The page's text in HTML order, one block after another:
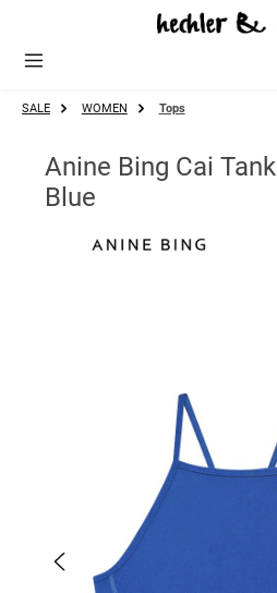
Zum Hauptinhalt springen
SALE WOMEN Tops
Anine Bing Cai
Blue